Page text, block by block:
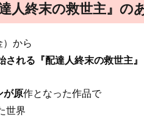
人終末の救世主』の
から
れる『配達人終末の救世主』
が原作となった作品で
世界